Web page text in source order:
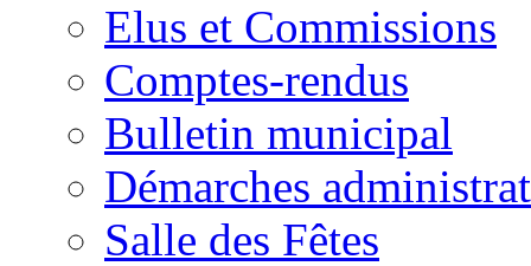
Elus et Commissions
Comptes-rendus
Bulletin municipal
Démarches
Salle des Fêtes